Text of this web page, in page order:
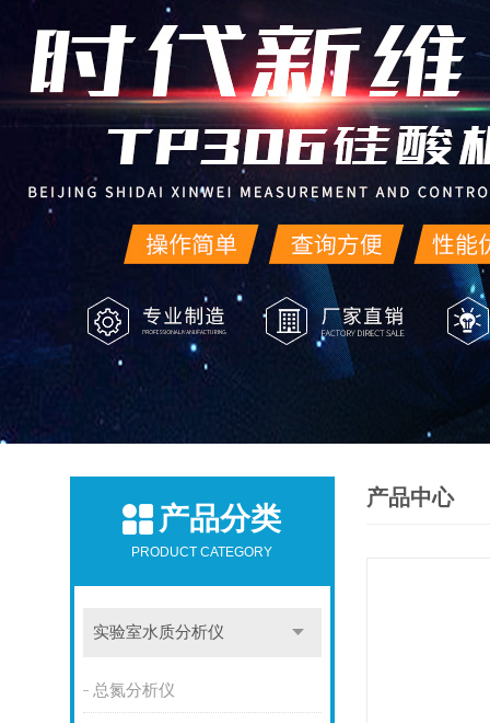
产品分类
PRODUCT CATEGORY
实验室水质分析仪
总氮分析仪
产品中心